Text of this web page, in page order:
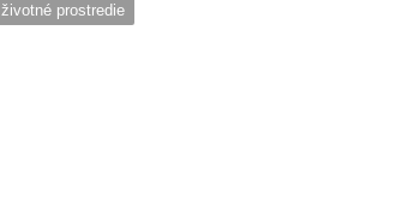
životné prostredie